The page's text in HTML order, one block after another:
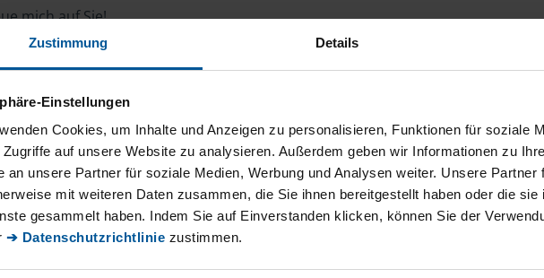
Zustimmung Details
Einstellungen
Cookies, um Inhalte und Anzeigen zu personalisieren, Funktionen für soziale
Zugriffe auf unsere Website zu analysieren. Außerdem geben wir Informationen zu
an unsere Partner für soziale Medien, Werbung und Analysen weiter. Unsere Partner
mit weiteren Daten zusammen, die Sie ihnen bereitgestellt haben oder die
gesammelt haben. Indem Sie auf Einverstanden klicken, können Sie der
➔ Datenschutzrichtlinie zustimmen.
mich auf Sie!
für Arbeitnehmer, Beamte, Auszubildende,
nach § 4 Nr. 11 Steuerberatungsgesetz (StBerG). Auch bei Einkünften
sind wir in vielen Fällen der geeignete Dienstleister für Sie.
aus selbstständiger Tätigkeit und umsatzsteuerpflichtigen